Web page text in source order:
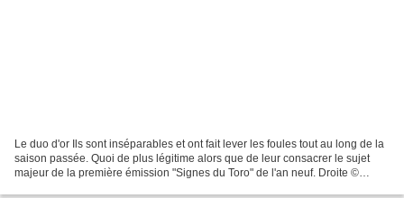
Le duo d'or Ils sont inséparables et ont fait lever les foules tout au long de la
saison passée. Quoi de plus légitime alors que de leur consacrer le sujet
majeur de la première émission "Signes du Toro" de l'an neuf. Droite ©